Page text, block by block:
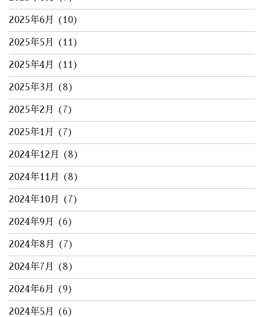
2025年6月 (10)
2025年5月 (11)
2025年4月 (11)
2025年3月 (8)
2025年2月 (7)
2025年1月 (7)
2024年12月 (8)
2024年11月 (8)
2024年10月 (7)
2024年9月 (6)
2024年8月 (7)
2024年7月 (8)
2024年6月 (9)
2024年5月 (6)